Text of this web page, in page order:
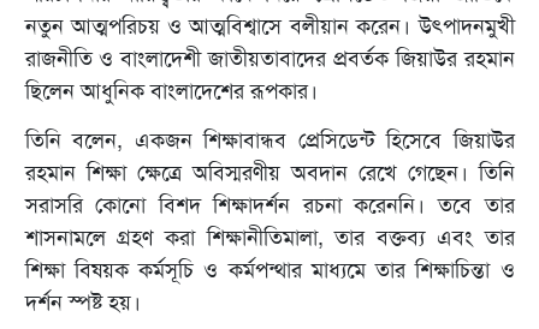
নতুন আত্মপরিচয় ও আত্মবিশ্বাসে বলীয়ান করেন। উৎপাদনমুখী
রাজনীতি ও বাংলাদেশী জাতীয়তাবাদের প্রবর্তক জিয়াউর রহমান
ছিলেন আধুনিক বাংলাদেশের রূপকার।
তিনি বলেন, একজন শিক্ষাবান্ধব প্রেসিডেন্ট হিসেবে জিয়াউর
রহমান শিক্ষা ক্ষেত্রে অবিস্মরণীয় অবদান রেখে গেছেন। তিনি
সরাসরি কোনো বিশদ শিক্ষাদর্শন রচনা করেননি। তবে তার
শাসনামলে গ্রহণ করা শিক্ষানীতিমালা, তার বক্তব্য এবং তার
শিক্ষা বিষয়ক কর্মসূচি ও কর্মপন্থার মাধ্যমে তার শিক্ষাচিন্তা ও
দর্শন স্পষ্ট হয়।